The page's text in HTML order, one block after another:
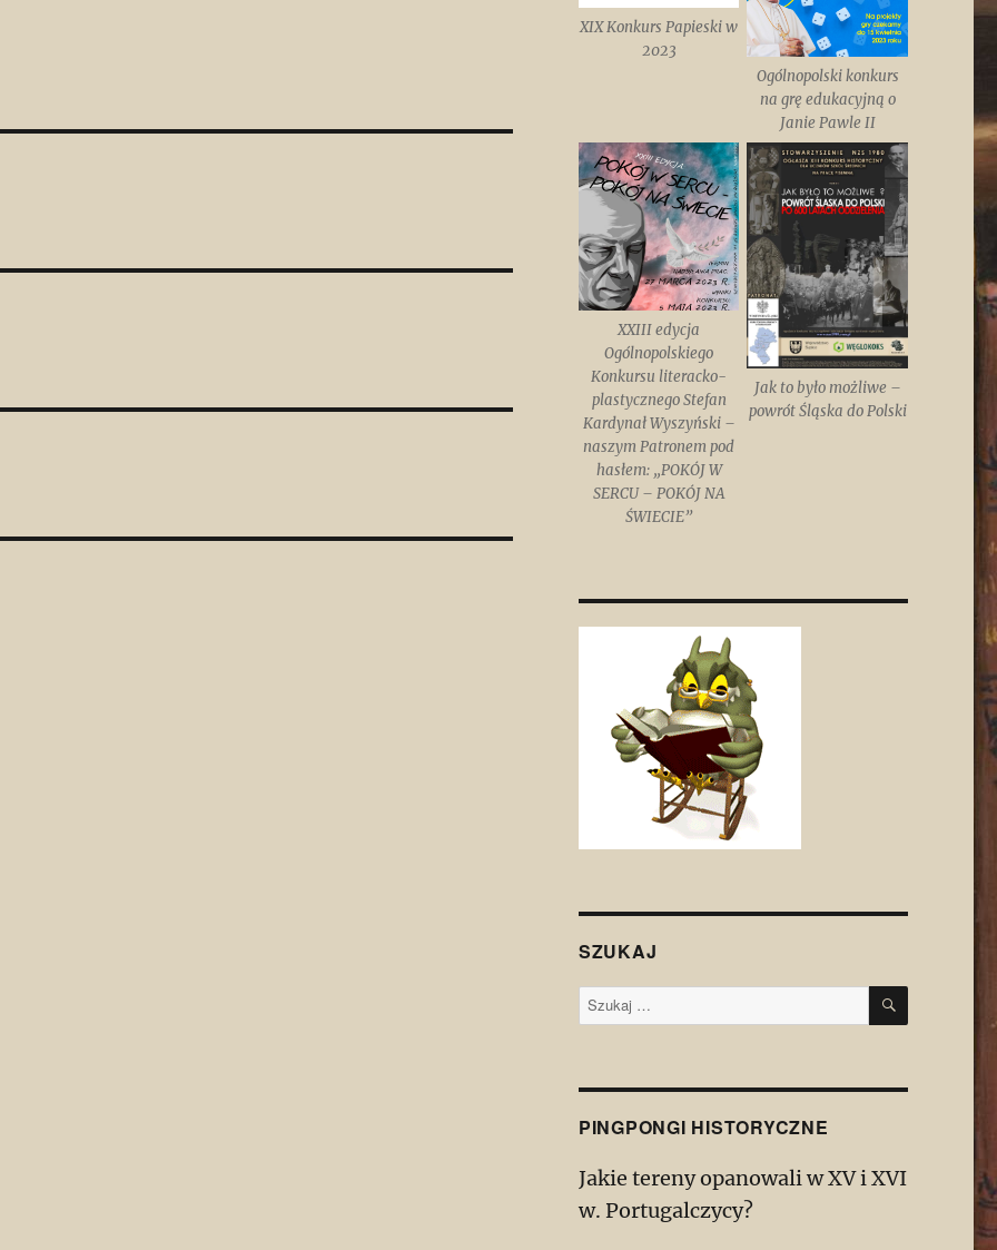
XIX Konkurs Papieski w
2023
Ogólnopolski konkurs
na grę edukacyjną o
Janie Pawle II
XXIII edycja
Ogólnopolskiego
Konkursu literacko-
plastycznego Stefan
Kardynał Wyszyński –
naszym Patronem pod
hasłem: „POKÓJ W
SERCU – POKÓJ NA
ŚWIECIE”
Jak to było możliwe –
powrót Śląska do Polski
SZUKAJ
Szukaj: SZUKAJ
PINGPONGI HISTORYCZNE
Jakie tereny opanowali w XV i XVI
w. Portugalczycy?